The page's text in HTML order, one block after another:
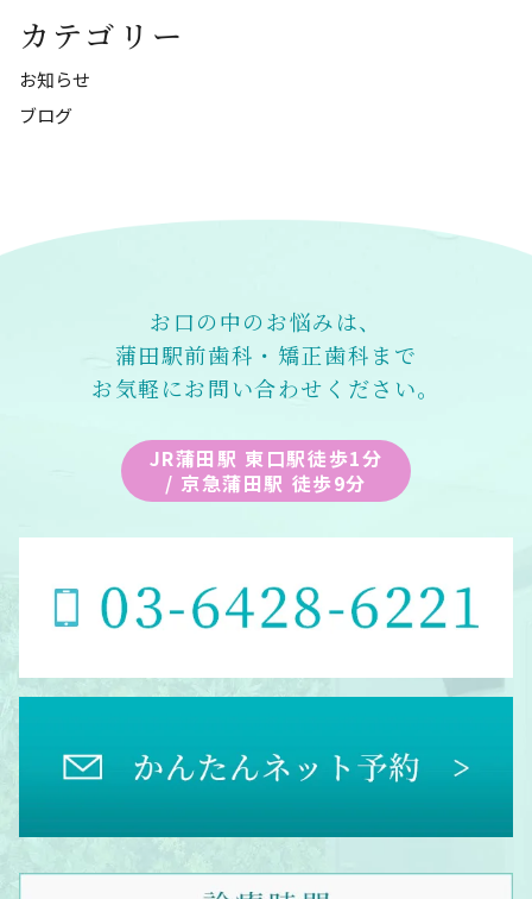
カテゴリー
お知らせ
ブログ
お口の中のお悩みは、
蒲田駅前歯科・矯正歯科まで
お気軽にお問い合わせください。
JR蒲田駅 東口駅徒歩1分
/ 京急蒲田駅 徒歩9分